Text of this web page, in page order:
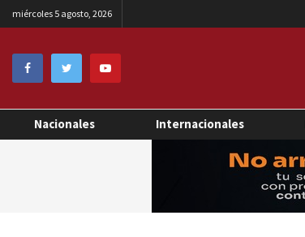
miércoles 5 agosto, 2026
Nacionales Internacionales